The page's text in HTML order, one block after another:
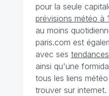
pour la seule
prévisions météo à
au moins
paris.com est
avec ses
ainsi qu'une
tous les liens
trouver sur